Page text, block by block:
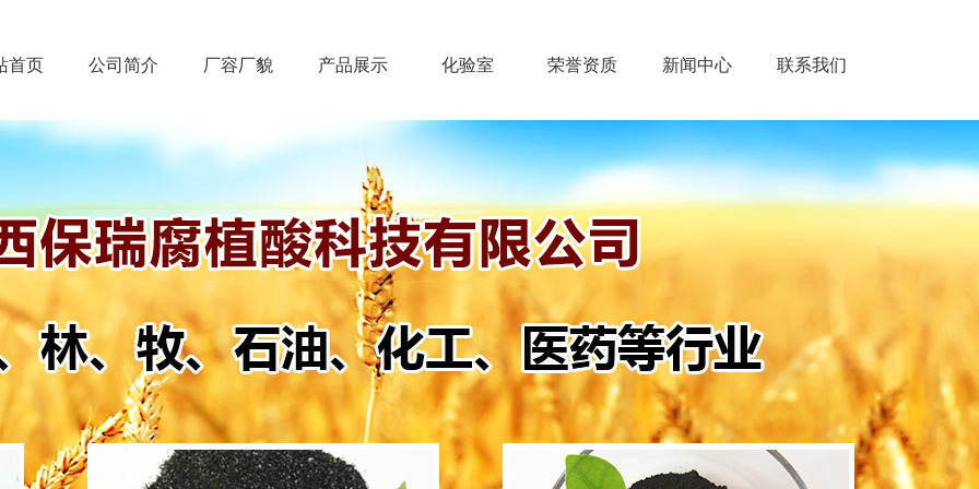
首页 公司简介 厂容厂貌 产品展示 化验室 荣誉资质 新闻中心 联系我们